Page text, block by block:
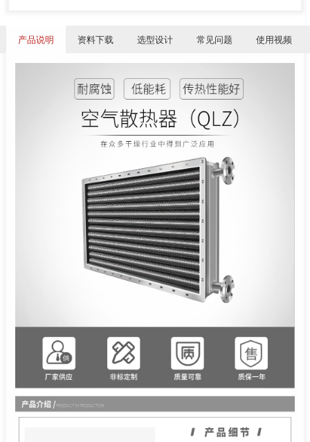
产品说明 资料下载 选型设计 常见问题 使用视频